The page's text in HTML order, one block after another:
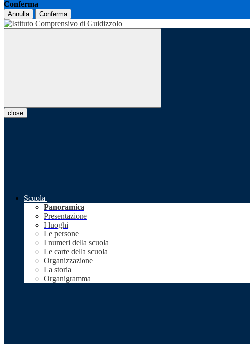
Conferma
Annulla Conferma
close
Scuola
Panoramica
Presentazione
I luoghi
Le persone
I numeri della scuola
Le carte della scuola
Organizzazione
La storia
Organigramma